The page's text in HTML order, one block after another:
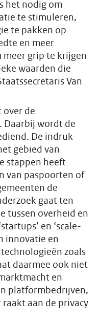
het nodig om
te stimuleren,
te pakken op
en meer
meer grip te krijgen
waarden die
Van
over de
Daarbij wordt de
De indruk
gebied van
stappen heeft
van paspoorten of
de
gaat ten
tussen overheid en
en ‘scale-
innovatie en
zoals
daarmee ook niet
en
platformbedrijven,
aan de privacy